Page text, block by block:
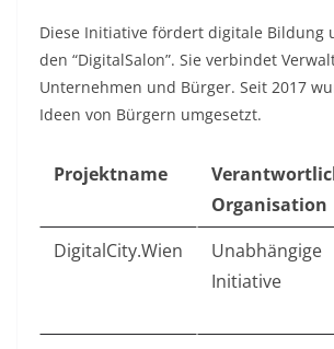
Diese Initiative fördert digitale Bildung
den “DigitalSalon”. Sie verbindet
Unternehmen und Bürger. Seit 2017
Ideen von Bürgern umgesetzt.
Projektname
Organisation
DigitalCity.Wien
Unabhängige
Initiative